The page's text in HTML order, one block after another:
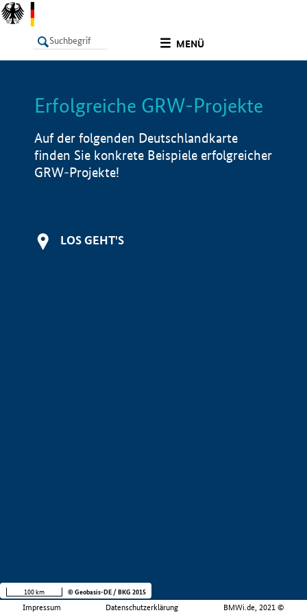
MENÜ
LISTE Info
Erfolgreiche GRW-Projekte
Auf der folgenden Deutschlandkarte
finden Sie konkrete Beispiele erfolgreicher
GRW-Projekte!
LOS GEHT'S
Impressum Datenschutzerklärung BMWi.de, 2021 ©
100 km © Geobasis-DE / BKG 2015